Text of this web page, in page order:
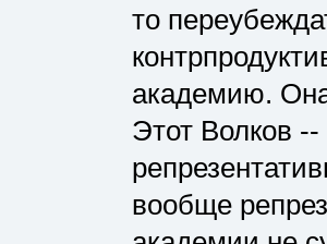
то
академию.
Этот Волков
вообще